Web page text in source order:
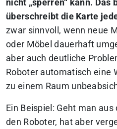
nicht „sperren“ kann. Das
überschreibt die Karte
zwar sinnvoll, wenn neue
oder Möbel dauerhaft
aber auch deutliche
Roboter automatisch eine
zu einem Raum
Ein Beispiel: Geht man
den Roboter, hat aber